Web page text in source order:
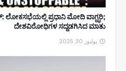
ಲೋಕಸಭೆಯಲ್ಲಿ ಪ್ರಧಾನಿ ಮೋದಿ ವಾಗ್ಝರಿ;
ದೇಶವಿರೋಧಿಗಳ ಸದ್ದಡಗಿಸಿದ ಮಾತು
يوليوز 30, 2025